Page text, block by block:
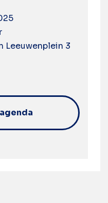
Leeuwenplein 3